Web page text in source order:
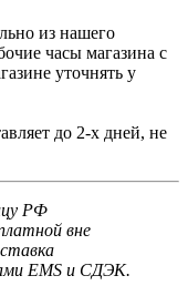
из нашего
часы магазина с
уточнять у
до 2-х дней, не
РФ
вне
EMS и СДЭК.